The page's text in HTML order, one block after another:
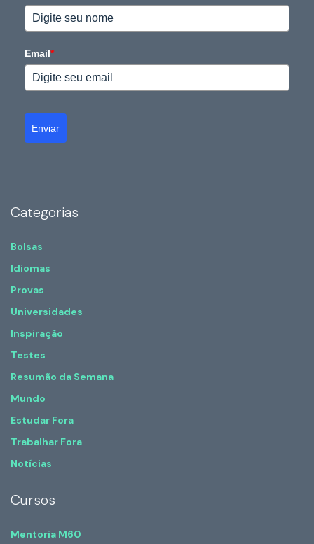
Email*
Enviar
Categorias
Bolsas
Idiomas
Provas
Universidades
Inspiração
Testes
Resumão da Semana
Mundo
Estudar Fora
Trabalhar Fora
Notícias
Cursos
Mentoria M60